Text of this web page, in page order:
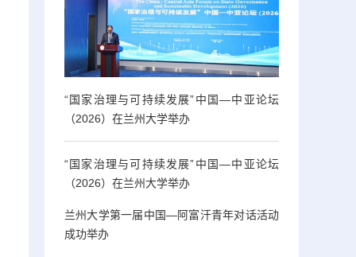
“国家治理与可持续发展”中国—中亚论坛
（2026）在兰州大学举办
“国家治理与可持续发展”中国—中亚论坛
（2026）在兰州大学举办
兰州大学第一届中国—阿富汗青年对话活动
成功举办